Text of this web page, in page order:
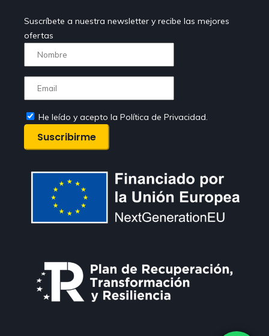
Suscríbete a nuestra newsletter y recibe las mejores
ofertas
He leído y acepto la Política de Privacidad.